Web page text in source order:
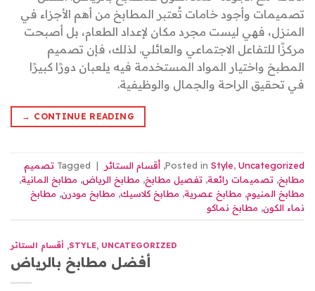
تصميمات وأجود خامات تُعتبر المطابخ من أهم الأجزاء في
المنزل، فهي ليست مجرد مكان لإعداد الطعام، بل أصبحت
مركزًا للتفاعل الاجتماعي والعائلي. لذلك، فإن تصميم
المطبخ واختيار المواد المستخدمة فيه يلعبان دورًا كبيرًا
في تحقيق الراحة والجمال والوظيفية.
CONTINUE READING
→
Posted in Style, Uncategorized
, أقسام الستائر |
Tagged تصميم
مطابخ, تصميمات رائعة, تفصيل مطابخ, مطابخ الرياض, مطابخ المانية,
مطابخ المنيوم, مطابخ عصرية, مطابخ كلاسيك, مطابخ مودرن, مطابخ
نماء الكون, مطابخ نماكو
STYLE, UNCATEGORIZED
, أقسام الستائر
أفضل مطابخ بالرياض